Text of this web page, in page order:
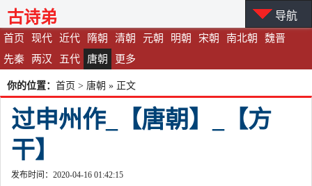
首页 现代 近代 隋朝 清朝 元朝 明朝 宋朝 南北朝
魏晋
先秦
两汉 五代 唐朝 更多
古诗弟 导航
你的位置： 首页 > 唐朝 » 正文
过申州作_【唐朝】_【方
干】
发布时间：2020-04-16 01:42:15